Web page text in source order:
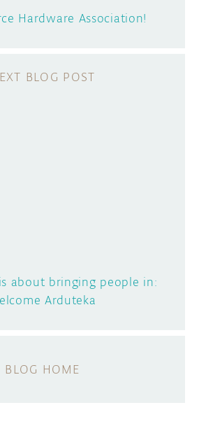
Hardware Association!
about bringing people in:
Arduteka
BLOG HOME